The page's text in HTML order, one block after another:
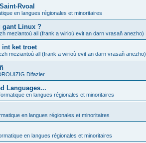
Rvoal
en langues régionales et minoritaires
gant Linux ?
meziantoù all (frank a wirioù evit an darn vrasañ anezho)
int ket troet
meziantoù all (frank a wirioù evit an darn vrasañ anezho)
Difazier
Languages...
en langues régionales et minoritaires
en langues régionales et minoritaires
en langues régionales et minoritaires